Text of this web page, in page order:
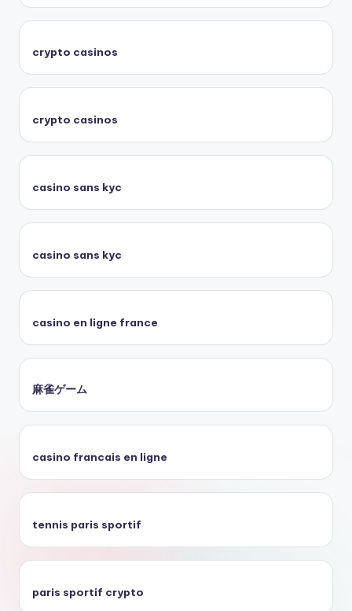
crypto casinos
crypto casinos
casino sans kyc
casino sans kyc
casino en ligne france
麻雀ゲーム
casino francais en ligne
tennis paris sportif
paris sportif crypto